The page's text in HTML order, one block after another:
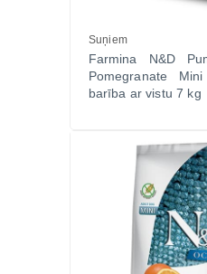
Suņiem
Farmina N&D
Pomegranate
barība ar vistu 7 kg